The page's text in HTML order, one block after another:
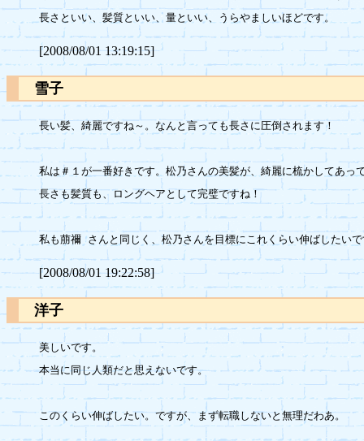
[2008/08/01 13:19:15]
雪子
長い髪、綺麗ですね～。なんと言っても長さに圧倒されます！
私は＃１が一番好きです。松乃さんの美髪が、綺麗に梳かしてあっ
長さも髪質も、ロングヘアとして完璧ですね！
[2008/08/01 19:22:58]
洋子
美しいです。
本当に同じ人類だと思えないです。